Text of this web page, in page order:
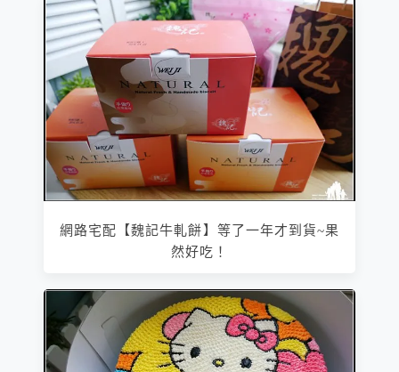
網路宅配【魏記牛軋餅】等了一年才到貨~果
然好吃！